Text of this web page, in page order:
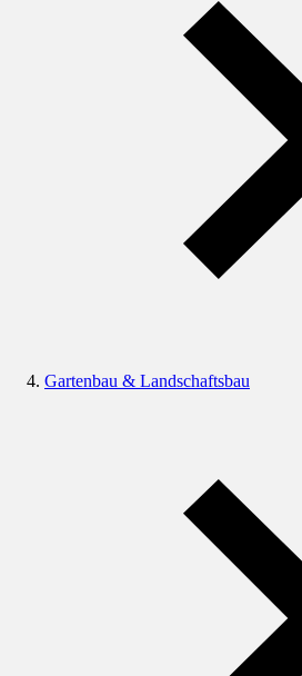
Gartenbau & Landschaftsbau